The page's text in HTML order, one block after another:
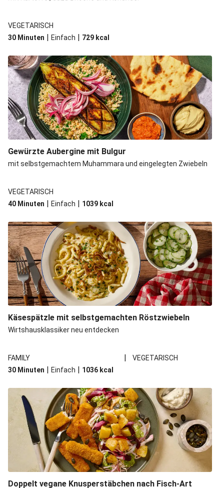
VEGETARISCH
30 Minuten | Einfach | 729 kcal
Gewürzte Aubergine mit Bulgur
mit selbstgemachtem Muhammara und eingelegten Zwiebeln
VEGETARISCH
40 Minuten | Einfach | 1039 kcal
Käsespätzle mit selbstgemachten Röstzwiebeln
Wirtshausklassiker neu entdecken
FAMILY |
VEGETARISCH
30 Minuten | Einfach | 1036 kcal
Doppelt vegane Knusperstäbchen nach Fisch-Art